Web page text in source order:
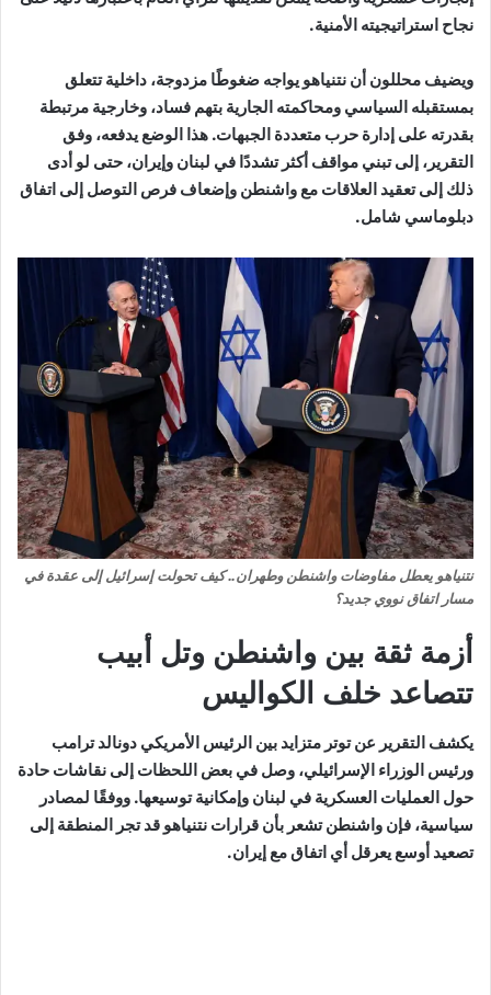
نجاح استراتيجيته الأمنية.
ويضيف محللون أن نتنياهو يواجه ضغوطًا مزدوجة، داخلية تتعلق
بمستقبله السياسي ومحاكمته الجارية بتهم فساد، وخارجية مرتبطة
بقدرته على إدارة حرب متعددة الجبهات. هذا الوضع يدفعه، وفق
التقرير، إلى تبني مواقف أكثر تشددًا في لبنان وإيران، حتى لو أدى
ذلك إلى تعقيد العلاقات مع واشنطن وإضعاف فرص التوصل إلى اتفاق
دبلوماسي شامل.
نتنياهو يعطل مفاوضات واشنطن وطهران.. كيف تحولت إسرائيل إلى عقدة في
مسار اتفاق نووي جديد؟
أزمة ثقة بين واشنطن وتل أبيب
تتصاعد خلف الكواليس
يكشف التقرير عن توتر متزايد بين الرئيس الأمريكي دونالد ترامب
ورئيس الوزراء الإسرائيلي، وصل في بعض اللحظات إلى نقاشات حادة
حول العمليات العسكرية في لبنان وإمكانية توسيعها. ووفقًا لمصادر
سياسية، فإن واشنطن تشعر بأن قرارات نتنياهو قد تجر المنطقة إلى
تصعيد أوسع يعرقل أي اتفاق مع إيران.